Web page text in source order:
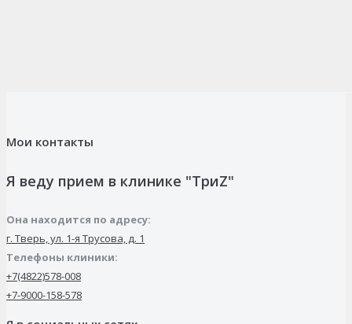
Мои контакты
Я веду прием в клинике "ТриZ"
Она находится по адресу:
г. Тверь, ул. 1-я Трусова, д. 1
Телефоны клиники:
+7(4822)578-008
+7-9000-158-578